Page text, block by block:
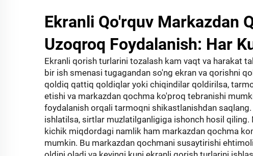
Ekranli Qo'rquv Markazdan
Uzoqroq Foydalanish: Har
Ekranli qorish turlarini tozalash kam vaqt va harakat
bir ish smenasi tugagandan so'ng ekran va qorishni
qoldiq qattiq qoldiqlar yoki chiqindilar qoldirilsa,
etishi va markazdan qochma ko'proq tebranishi
foydalanish orqali tarmoqni shikastlanishdan
ishlatilsa, sirtlar muzlatilganligiga ishonch hosil
kichik miqdordagi namlik ham markazdan qochma
mumkin. Bu markazdan qochmani susaytirishi